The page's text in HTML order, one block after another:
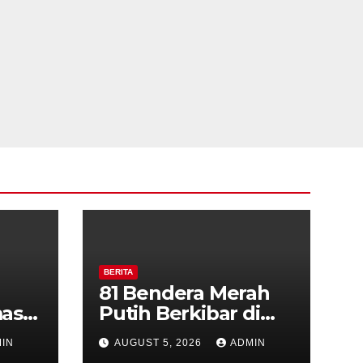
BERITA
81 Bendera Merah
Putih Berkibar di
MIN 3 Semarang,
Bhabinkamtibmas
AUGUST 5, 2026 ADMIN